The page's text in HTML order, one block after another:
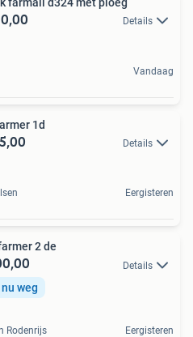
Details
Vandaag
1d
Details
Eergisteren
2 de
Details
weg
Rodenrijs Eergisteren